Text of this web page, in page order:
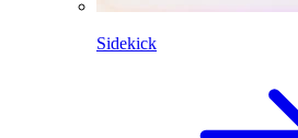
Sidekick